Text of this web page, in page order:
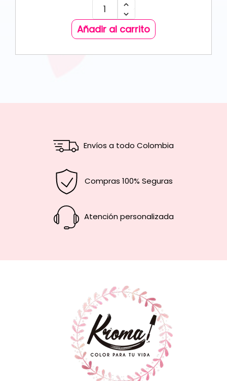
Añadir al carrito
Envíos a todo Colombia
Compras 100% Seguras
Atención personalizada